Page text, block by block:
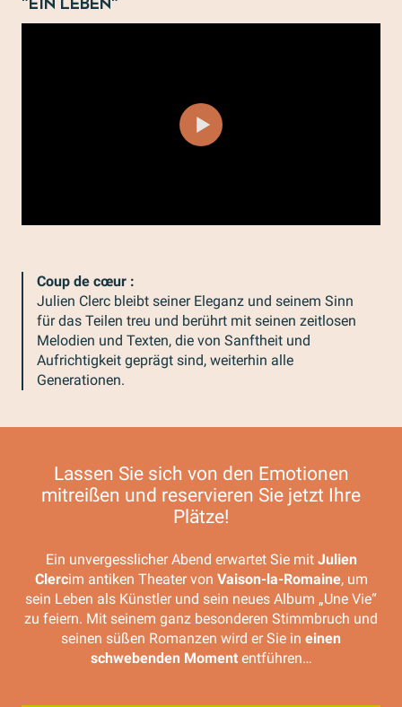
"Ein Leben"
Coup de cœur :
Julien Clerc bleibt seiner Eleganz und seinem Sinn
für das Teilen treu und berührt mit seinen zeitlosen
Melodien und Texten, die von Sanftheit und
Aufrichtigkeit geprägt sind, weiterhin alle
Generationen.
Lassen Sie sich von den Emotionen
mitreißen und reservieren Sie jetzt Ihre
Plätze!
Ein unvergesslicher Abend erwartet Sie mit Julien
Clercim antiken Theater von Vaison-la-Romaine, um
sein Leben als Künstler und sein neues Album „Une Vie“
zu feiern. Mit seinem ganz besonderen Stimmbruch und
seinen süßen Romanzen wird er Sie in einen
schwebenden Momententführen…